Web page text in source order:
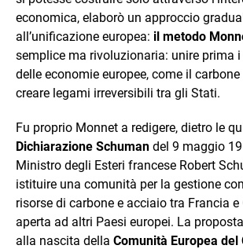
economica, elaborò un approccio
all’unificazione europea: il metodo
semplice ma rivoluzionaria: unire prima
delle economie europee, come il carbone
creare legami irreversibili tra gli Stati.
Fu proprio Monnet a redigere, dietro le
Dichiarazione Schuman del 9 maggio
Ministro degli Esteri francese Robert
istituire una comunità per la gestione
risorse di carbone e acciaio tra Francia e
aperta ad altri Paesi europei. La
alla nascita della Comunità Europea del